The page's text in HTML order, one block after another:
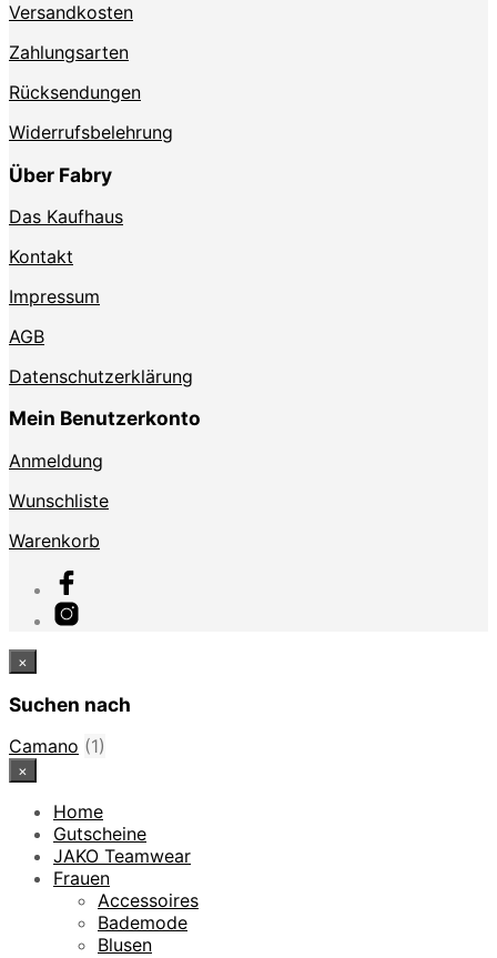
Versandkosten
Zahlungsarten
Rücksendungen
Widerrufsbelehrung
Über Fabry
Das Kaufhaus
Kontakt
Impressum
AGB
Datenschutzerklärung
Mein Benutzerkonto
Anmeldung
Wunschliste
Warenkorb
×
Suchen nach
Camano (1)
×
Home
Gutscheine
JAKO Teamwear
Frauen
Accessoires
Bademode
Blusen